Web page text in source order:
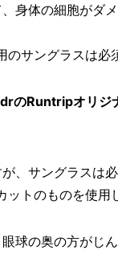
身体の細胞がダ
サングラスは必
のRuntripオリ
、サングラスは必
トのものを使用
球の奥の方がじ